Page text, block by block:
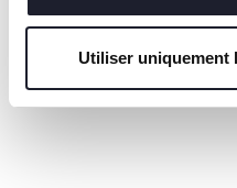
Utiliser uniquement
phonation.